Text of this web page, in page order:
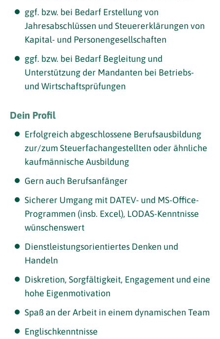
ggf. bzw. bei Bedarf Erstellung von
Jahresabschlüssen und Steuererklärungen von
Kapital- und Personengesellschaften
ggf. bzw. bei Bedarf Begleitung und
Unterstützung der Mandanten bei Betriebs-
und Wirtschaftsprüfungen
Dein Profil
Erfolgreich abgeschlossene Berufsausbildung
zur/zum Steuerfachangestellten oder ähnliche
kaufmännische Ausbildung
Gern auch Berufsanfänger
Sicherer Umgang mit DATEV- und MS-Office-
Programmen (insb. Excel), LODAS-Kenntnisse
wünschenswert
Dienstleistungsorientiertes Denken und
Handeln
Diskretion, Sorgfältigkeit, Engagement und eine
hohe Eigenmotivation
Spaß an der Arbeit in einem dynamischen Team
Englischkenntnisse